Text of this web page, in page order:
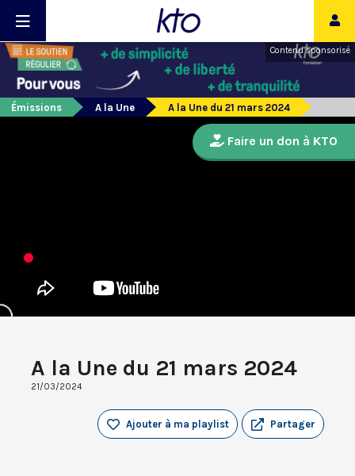
Contenu sponsorisé
Émissions A la Une A la Une du 21 mars 2024
A la Une du 21 mars 2024
21/03/2024
Partager
Ajouter à ma playlist
Faire un don à KTO